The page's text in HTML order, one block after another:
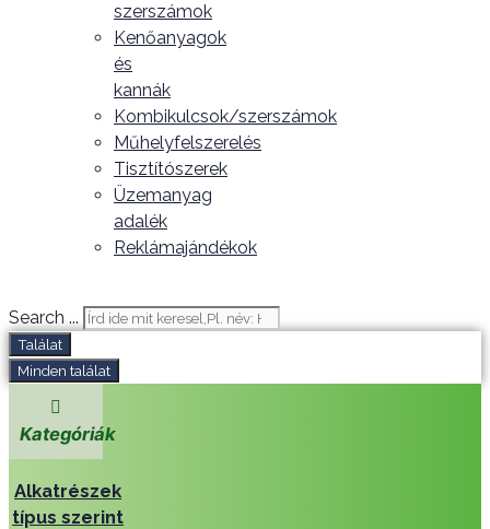
szerszámok
Kenőanyagok
és
kannák
Kombikulcsok/szerszámok
Műhelyfelszerelés
Tisztítószerek
Üzemanyag
adalék
Reklámajándékok
Search ...
Találat
Minden találat
Kategóriák
Alkatrészek
típus szerint